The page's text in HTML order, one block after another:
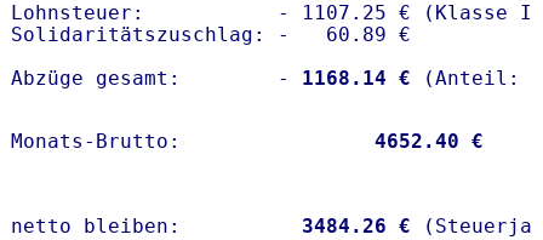
Lohnsteuer:           - 1107.25 € (Klasse I)
Solidaritätszuschlag: -   60.89 €
Abzüge gesamt:        -
1168.14 €
Monats-Brutto: 4652.40 €
netto bleiben: 3484.26 €